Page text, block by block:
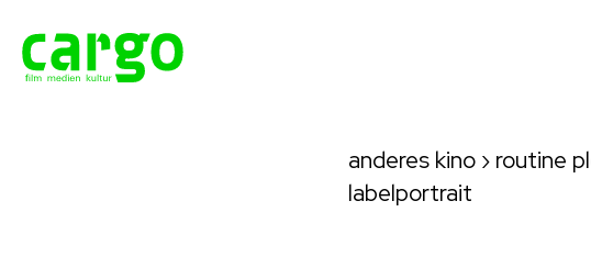
anderes kino › routine
labelportrait